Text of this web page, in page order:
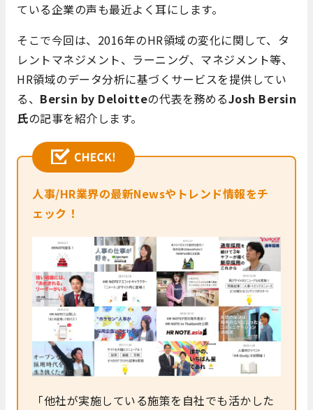
ている企業の声も最近よく耳にします。
そこで今回は、2016年のHR領域の変化に関して、タ
レントマネジメント、ラーニング、マネジメント等、
HR領域のデータ分析に基づくサービスを提供してい
る、 Bersin by Deloitteの代表を務めるJosh Bersin
氏の記事を紹介します。
人事/HR業界の最新Newsやトレンド情報をチ
ェック！
「他社が実施している施策を自社でも活かした